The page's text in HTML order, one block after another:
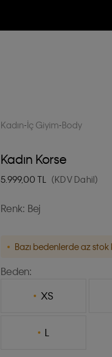
Kadın İç Giyim Body
Kadın Korse
5.999,00 TL (KDV Dahil)
Renk: Bej
Bazı bedenlerde az stok
Beden:
XS
L